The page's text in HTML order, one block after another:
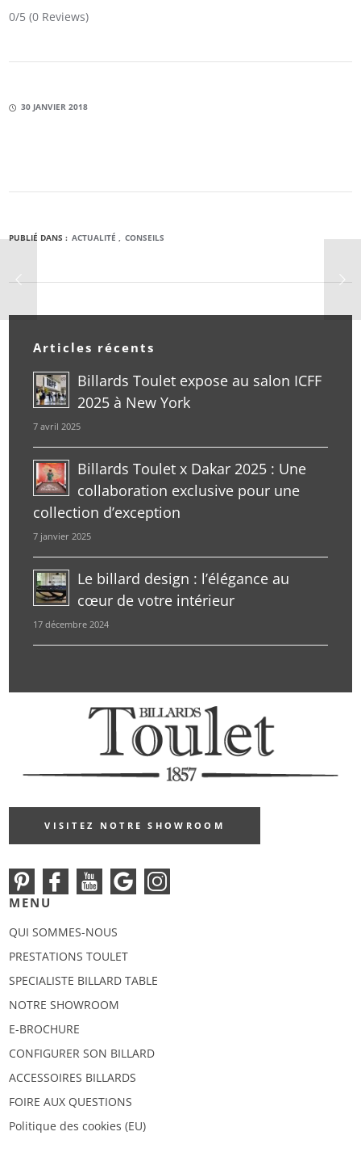
0/5(0 Reviews)
30 JANVIER 2018
PUBLIÉ DANS : ACTUALITÉ CONSEILS
Articles récents
Billards Toulet expose au salon ICFF
2025 à New York
7 avril 2025
Billards Toulet x Dakar 2025 : Une
collaboration exclusive pour une
collection d’exception
7 janvier 2025
Le billard design : l’élégance au
cœur de votre intérieur
17 décembre 2024
VISITEZ NOTRE SHOWROOM
MENU
QUI SOMMES-NOUS
PRESTATIONS TOULET
SPECIALISTE BILLARD TABLE
NOTRE SHOWROOM
E-BROCHURE
CONFIGURER SON BILLARD
ACCESSOIRES BILLARDS
FOIRE AUX QUESTIONS
Politique des cookies (EU)